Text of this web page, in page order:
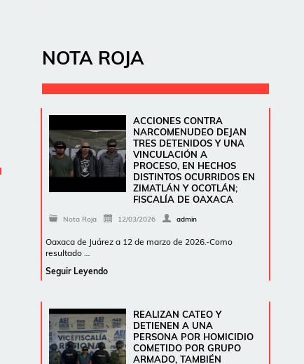
NOTA ROJA
ACCIONES CONTRA
NARCOMENUDEO DEJAN
TRES DETENIDOS Y UNA
VINCULACIÓN A
PROCESO, EN HECHOS
DISTINTOS OCURRIDOS EN
ZIMATLÁN Y OCOTLÁN;
FISCALÍA DE OAXACA
Nota Roja 12/03/2026 admin
Oaxaca de Juárez a 12 de marzo de 2026.-Como
resultado …
Seguir Leyendo
REALIZAN CATEO Y
DETIENEN A UNA
PERSONA POR HOMICIDIO
COMETIDO POR GRUPO
ARMADO, TAMBIÉN